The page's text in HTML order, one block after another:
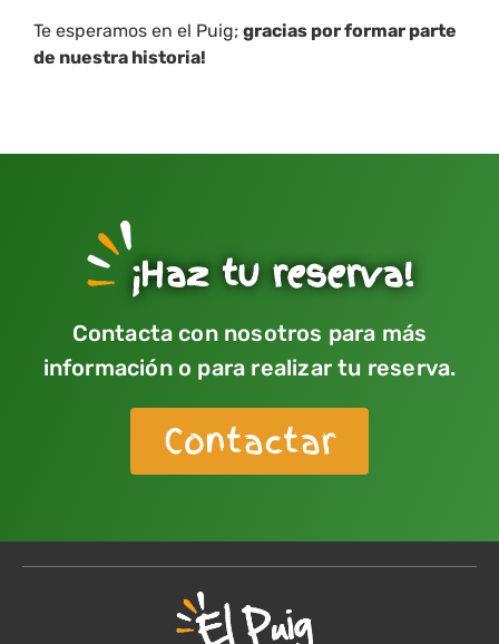
Te esperamos en el Puig; gracias por formar parte
de nuestra historia!
¡Haz tu reserva!
Contacta con nosotros para más
información o para realizar tu reserva.
Contactar